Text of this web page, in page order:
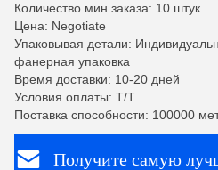
Количество мин заказа: 10 штук
Цена: Negotiate
Упаковывая детали:
фанерная упаковка
Время доставки: 10-20 дней
Условия оплаты: T/T
Поставка способности: 100000
Получите самую